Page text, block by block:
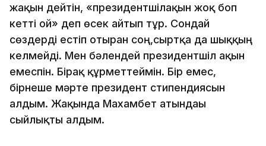
жақын дейтін, «президентшілақын жоқ боп
кетті ғой» деп өсек айтып тұр. Сондай
сөздерді естіп отырған соң,сыртқа да шыққың
келмейді. Мен бәлендей президентшіл ақын
емеспін. Бірақ құрметтеймін. Бір емес,
бірнеше мәрте президент стипендиясын
алдым. Жақында Махамбет атындағы
сыйлықты алдым.